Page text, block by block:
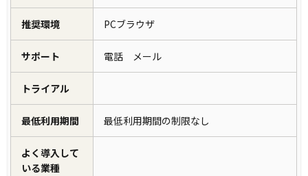
推奨環境 PCブラウザ
サポート 電話 メール
トライアル
最低利用期間 最低利用期間の制限なし
よく導入して
いる業種